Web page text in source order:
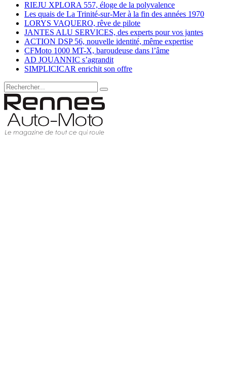
RIEJU XPLORA 557, éloge de la polyvalence
Les quais de La Trinité-sur-Mer à la fin des années 1970
LORYS VAQUERO, rêve de pilote
JANTES ALU SERVICES, des experts pour vos jantes
ACTION DSP 56, nouvelle identité, même expertise
CFMoto 1000 MT-X, baroudeuse dans l’âme
AD JOUANNIC s’agrandit
SIMPLICICAR enrichit son offre